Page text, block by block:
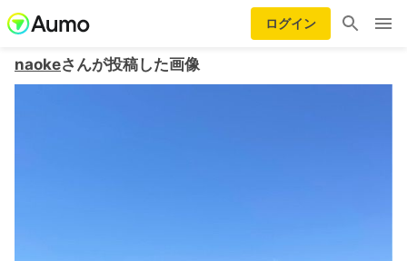
ログイン
naokeさんが投稿した画像